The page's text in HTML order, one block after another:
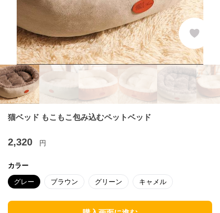
猫ベッド もこもこ包み込むペットベッド
2,320 円
カラー
グレー ブラウン グリーン キャメル